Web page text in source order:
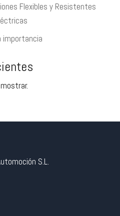
Flexibles y Resistentes
importancia
S.L.